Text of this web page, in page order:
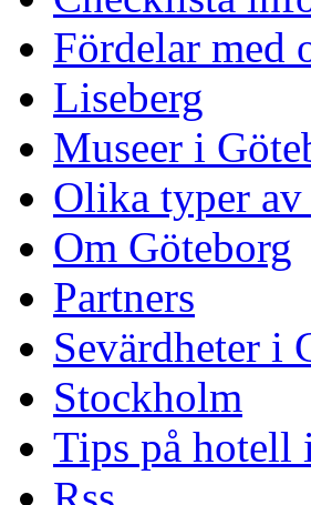
Fördelar med
Liseberg
Museer i
Olika typer
Om Göteborg
Partners
Sevärdheter i
Stockholm
Tips på hotell